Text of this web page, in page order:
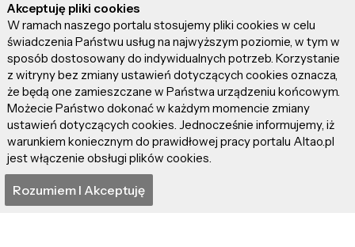
Akceptuję pliki cookies
W ramach naszego portalu stosujemy pliki cookies w celu
świadczenia Państwu usług na najwyższym poziomie, w tym w
sposób dostosowany do indywidualnych potrzeb. Korzystanie
z witryny bez zmiany ustawień dotyczących cookies oznacza,
że będą one zamieszczane w Państwa urządzeniu końcowym.
Możecie Państwo dokonać w każdym momencie zmiany
ustawień dotyczących cookies. Jednocześnie informujemy, iż
warunkiem koniecznym do prawidłowej pracy portalu Altao.pl
jest włączenie obsługi plików cookies.
Rozumiem I Akceptuję